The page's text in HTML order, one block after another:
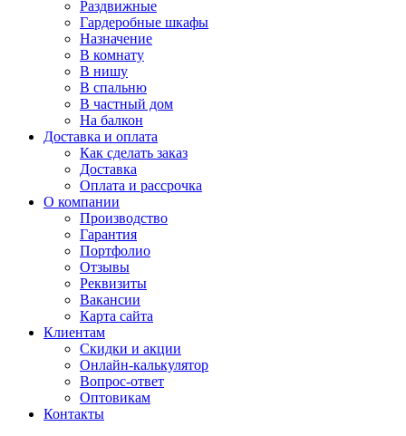
Раздвижные
Гардеробные шкафы
Назначение
В комнату
В нишу
В спальню
В частный дом
На балкон
Доставка и оплата
Как сделать заказ
Доставка
Оплата и рассрочка
О компании
Производство
Гарантия
Портфолио
Отзывы
Реквизиты
Вакансии
Карта сайта
Клиентам
Скидки и акции
Онлайн-калькулятор
Вопрос-ответ
Оптовикам
Контакты